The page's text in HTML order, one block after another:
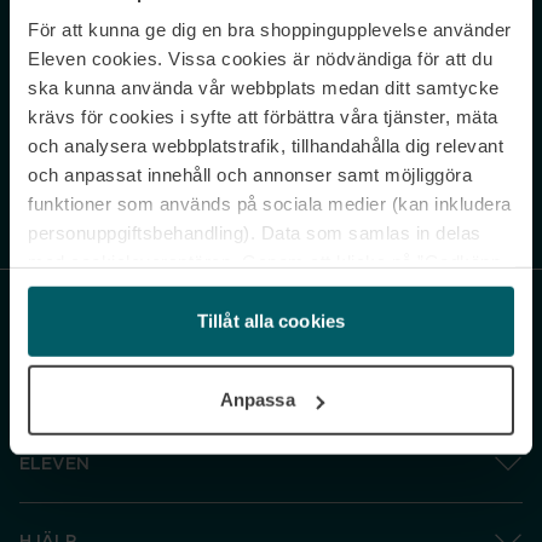
För att kunna ge dig en bra shoppingupplevelse använder
Eleven cookies. Vissa cookies är nödvändiga för att du
ska kunna använda vår webbplats medan ditt samtycke
krävs för cookies i syfte att förbättra våra tjänster, mäta
och analysera webbplatstrafik, tillhandahålla dig relevant
och anpassat innehåll och annonser samt möjliggöra
funktioner som används på sociala medier (kan inkludera
personuppgiftsbehandling). Data som samlas in delas
och gå vidare” accepterar du samtliga cookies medan du
under ”Inställningar” kan anpassa användningen av
cookies. Du kan återkalla ditt samtycke när som helst.
Tillåt alla cookies
Anpassa
Never miss a beat.
Sign up to our newsletter.
Genom att prenumerera accepterar du vår Integritetspolicy. Avprenumerera
ELEVEN